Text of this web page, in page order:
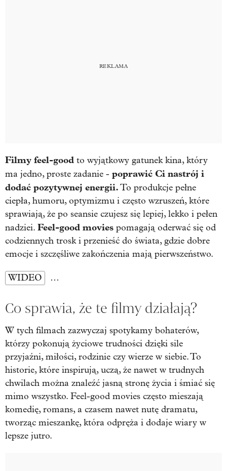
Filmy feel-good to wyjątkowy gatunek kina, który
ma jedno, proste zadanie - poprawić Ci nastrój i
dodać pozytywnej energii.To produkcje pełne
ciepła, humoru, optymizmu i często wzruszeń, które
sprawiają, że po seansie czujesz się lepiej, lekko i pełen
nadziei. Feel-good movies pomagają oderwać się od
codziennych trosk i przenieść do świata, gdzie dobre
emocje i szczęśliwe zakończenia mają pierwszeństwo.
WIDEO …
Co sprawia, że te filmy działają?
W tych filmach zazwyczaj spotykamy bohaterów,
którzy pokonują życiowe trudności dzięki sile
przyjaźni, miłości, rodzinie czy wierze w siebie. To
historie, które inspirują, uczą, że nawet w trudnych
chwilach można znaleźć jasną stronę życia i śmiać się
mimo wszystko. Feel-good movies często mieszają
komedię, romans, a czasem nawet nutę dramatu,
tworząc mieszankę, która odpręża i dodaje wiary w
lepsze jutro.